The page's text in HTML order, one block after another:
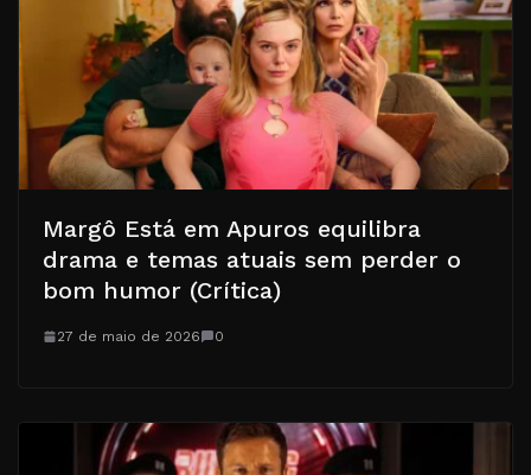
Margô Está em Apuros equilibra
drama e temas atuais sem perder o
bom humor (Crítica)
27 de maio de 2026 0